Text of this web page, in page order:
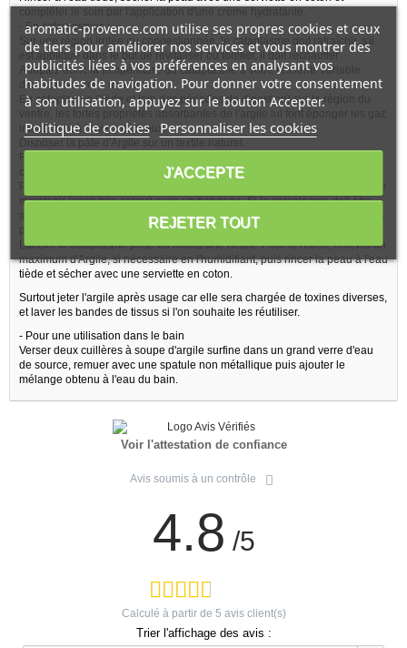
compléter le soin par l'application d'une crème hydratante.
- En cataplasmes :
Sur une région irritée ou congestionnée, le cataplasme doit rafraîchir, s'il
est appliqué dans le but de revitaliser ou tonifier, il doit réchauffer.
Adaptez donc la température du cataplasme à votre ressenti, variable
d'une personne à une autre.
En cataplasme (tiède et loin des périodes de digestion) sur la région du
ventre, les fortes propriétés absorbantes de l'argile lui font éponger les gaz
intestinaux à travers la peaux.
Disposer la pâte d'Argile sur un textile naturel.
Répartir l'Argile avec une spatule en bois sur une épaisseur de 2 ou 3
Poser le cataplasme en laissant l'Argile en contact direct avec la peau et le
maintenir (sans trop serrer) avec un bandage. Si le cataplasme doit être
appliqué sur une zone irritée, intercaler une légère gaze entre l'Argile et la
peau.
Laisser le cataplasme posé au moins une heure. Pour le retirer, enlever un
maximum d'Argile, si nécessaire en l'humidifiant, puis rincer la peau à l'eau
tiède et sécher avec une serviette en coton.
Surtout jeter l'argile après usage car elle sera chargée de toxines diverses,
et laver les bandes de tissus si l'on souhaite les réutiliser.
- Pour une utilisation dans le bain
Verser deux cuillères à soupe d'argile surfine dans un grand verre d'eau
de source, remuer avec une spatule non métallique puis ajouter le
mélange obtenu à l'eau du bain.
Voir l'attestation de confiance
Avis soumis à un contrôle
4.8 /5
Calculé à partir de 5 avis client(s)
Trier l'affichage des avis :
aromatic-provence.com utilise ses propres cookies et ceux
de tiers pour améliorer nos services et vous montrer des
publicités liées à vos préférences en analysant vos
habitudes de navigation. Pour donner votre consentement
à son utilisation, appuyez sur le bouton Accepter.
Politique de cookies Personnaliser les cookies
REJETER TOUT
J'ACCEPTE